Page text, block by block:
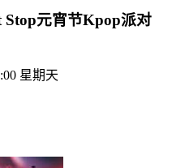
Stop元宵节Kpop派对
星期天